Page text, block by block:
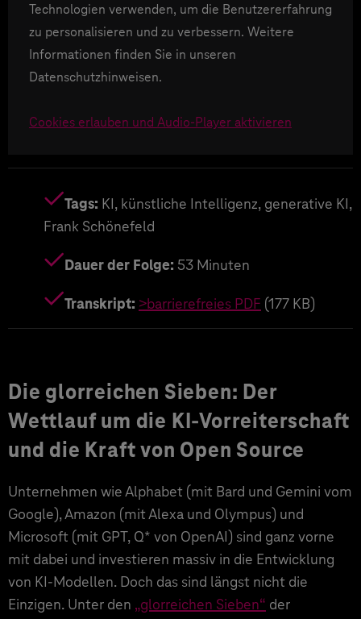
Technologien verwenden, um die Benutzererfahrung
zu personalisieren und zu verbessern. Weitere
Informationen finden Sie in unseren
Datenschutzhinweisen.
Cookies erlauben und Audio-Player aktivieren
Tags: KI, künstliche Intelligenz, generative KI,
Frank Schönefeld
Dauer der Folge: 53 Minuten
Transkript: >barrierefreies PDF (177 KB)
Die glorreichen Sieben: Der
Wettlauf um die KI-Vorreiterschaft
und die Kraft von Open Source
Unternehmen wie Alphabet (mit Bard und Gemini vom
Google), Amazon (mit Alexa und Olympus) und
Microsoft (mit GPT, Q* von OpenAI) sind ganz vorne
mit dabei und investieren massiv in die Entwicklung
von KI-Modellen. Doch das sind längst nicht die
Einzigen. Unter den „glorreichen Sieben“ der